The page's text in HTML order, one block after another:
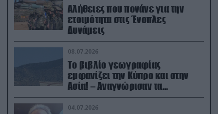
Αλήθειες που πονάνε για την
ετοιμότητα στις Ένοπλες
Δυνάμεις
08.07.2026
Το βιβλίο γεωγραφίας
εμφανίζει την Κύπρο και στην
Ασία! – Αναγνώρισαν τα
κατεχόμενα; (φωτο)
04.07.2026